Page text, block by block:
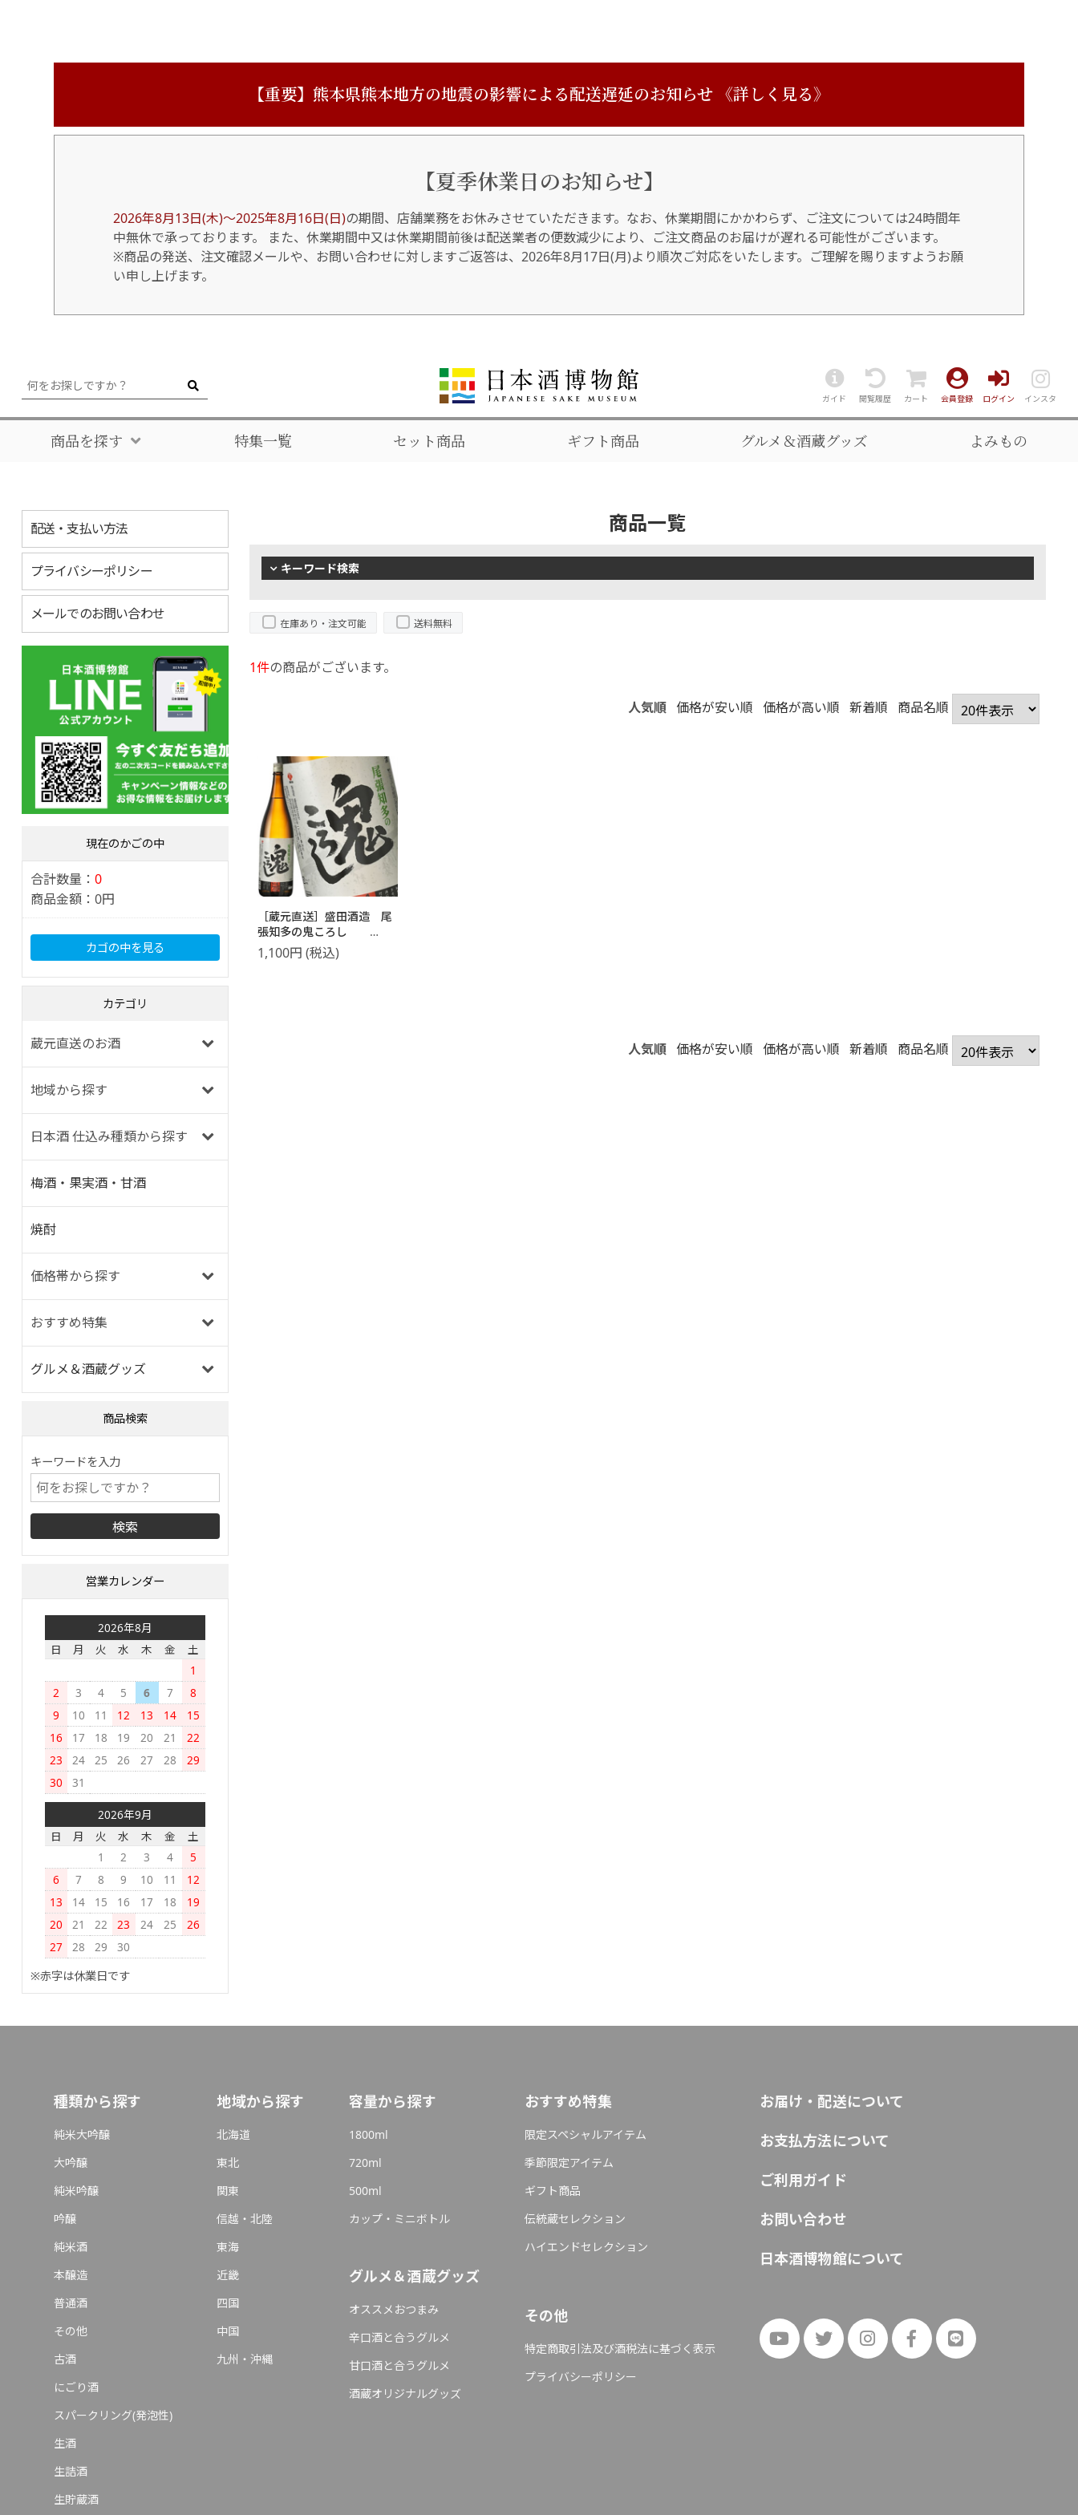
【重要】熊本県熊本地方の地震の影響による配送遅延のお知らせ 《詳しく見る》
【夏季休業日のお知らせ】
2026年8月13日(木)～2025年8月16日(日)の期間、店舗業務をお休みさせていただきます。なお、休業期間にかかわらず、ご注文については24時間年
中無休で承っております。 また、休業期間中又は休業期間前後は配送業者の便数減少により、ご注文商品のお届けが遅れる可能性がございます。
※商品の発送、注文確認メールや、お問い合わせに対しますご返答は、2026年8月17日(月)より順次ご対応をいたします。ご理解を賜りますようお願
い申し上げます。
ガイド 閲覧履歴 カート 会員登録 ログイン インスタ
商品を探す 特集一覧 セット商品 ギフト商品 グルメ＆酒蔵グッズ よみもの
配送・支払い方法
プライバシーポリシー
メールでのお問い合わせ
現在のかごの中
合計数量： 0
商品金額： 0円
カゴの中を見る
カテゴリ
蔵元直送のお酒
地域から探す
日本酒 仕込み種類から探す
梅酒・果実酒・甘酒
焼酎
価格帯から探す
おすすめ特集
グルメ＆酒蔵グッズ
商品検索
キーワードを入力
営業カレンダー
2026年8月
日
月 火 水 木 金
土
1
2
3 4 5 6 7
8
9
10 11 12 13 14
15
16
17 18 19 20 21
22
23
24 25 26 27 28
29
30
31
2026年9月
日
月 火 水 木 金
土
1
2 3 4
5
6
7 8 9 10 11
12
13
14 15 16 17 18
19
20
21 22 23 24 25
26
27
28 29
30
※赤字は休業日です
商品一覧
キーワード検索
在庫あり・注文可能 送料無料
1件の商品がございます。
人気順 価格が安い順 価格が高い順 新着順 商品名順
［蔵元直送］盛田酒造 尾
張知多の鬼ころし
1800ml
1,100円 (税込)
人気順 価格が安い順 価格が高い順 新着順 商品名順
種類から探す
純米大吟醸
大吟醸
純米吟醸
吟醸
純米酒
本醸造
普通酒
その他
古酒
にごり酒
スパークリング(発泡性)
生酒
生詰酒
生貯蔵酒
地域から探す
北海道
東北
関東
信越・北陸
東海
近畿
四国
中国
九州・沖縄
容量から探す
1800ml
720ml
500ml
カップ・ミニボトル
グルメ＆酒蔵グッズ
オススメおつまみ
辛口酒と合うグルメ
甘口酒と合うグルメ
酒蔵オリジナルグッズ
おすすめ特集
限定スペシャルアイテム
季節限定アイテム
ギフト商品
伝統蔵セレクション
ハイエンドセレクション
その他
特定商取引法及び酒税法に基づく表示
プライバシーポリシー
お届け・配送について
お支払方法について
ご利用ガイド
お問い合わせ
日本酒博物館について